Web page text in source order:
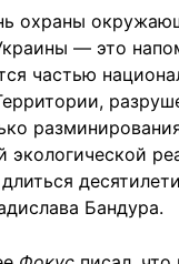
охраны
— это
частью
экологической
Бандура.